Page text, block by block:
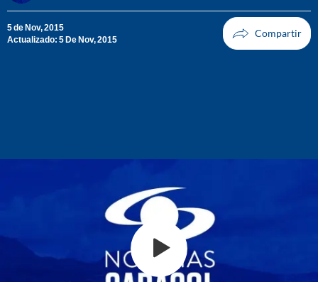
5 de Nov, 2015
Actualizado: 5 De Nov, 2015